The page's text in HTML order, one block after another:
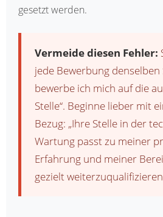
gesetzt werden.
Vermeide diesen Fehler:
jede Bewerbung denselben
bewerbe ich mich auf die
Stelle“. Beginne lieber mit
Bezug: „Ihre Stelle in der
Wartung passt zu meiner
Erfahrung und meiner
gezielt